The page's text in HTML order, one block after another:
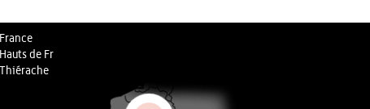
France
Hauts de Fr
Thiérache